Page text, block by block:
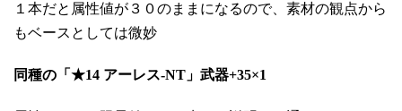
１本だと属性値が３０のままになるので、素材の観点から
もベースとしては微妙
同種の「★14 アーレス-NT」武器+35×1